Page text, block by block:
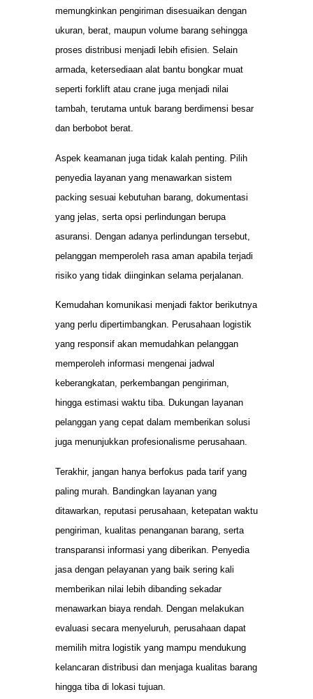
memungkinkan pengiriman disesuaikan dengan
ukuran, berat, maupun volume barang sehingga
proses distribusi menjadi lebih efisien. Selain
armada, ketersediaan alat bantu bongkar muat
seperti forklift atau crane juga menjadi nilai
tambah, terutama untuk barang berdimensi besar
dan berbobot berat.
Aspek keamanan juga tidak kalah penting. Pilih
penyedia layanan yang menawarkan sistem
packing sesuai kebutuhan barang, dokumentasi
yang jelas, serta opsi perlindungan berupa
asuransi. Dengan adanya perlindungan tersebut,
pelanggan memperoleh rasa aman apabila terjadi
risiko yang tidak diinginkan selama perjalanan.
Kemudahan komunikasi menjadi faktor berikutnya
yang perlu dipertimbangkan. Perusahaan logistik
yang responsif akan memudahkan pelanggan
memperoleh informasi mengenai jadwal
keberangkatan, perkembangan pengiriman,
hingga estimasi waktu tiba. Dukungan layanan
pelanggan yang cepat dalam memberikan solusi
juga menunjukkan profesionalisme perusahaan.
Terakhir, jangan hanya berfokus pada tarif yang
paling murah. Bandingkan layanan yang
ditawarkan, reputasi perusahaan, ketepatan waktu
pengiriman, kualitas penanganan barang, serta
transparansi informasi yang diberikan. Penyedia
jasa dengan pelayanan yang baik sering kali
memberikan nilai lebih dibanding sekadar
menawarkan biaya rendah. Dengan melakukan
evaluasi secara menyeluruh, perusahaan dapat
memilih mitra logistik yang mampu mendukung
kelancaran distribusi dan menjaga kualitas barang
hingga tiba di lokasi tujuan.